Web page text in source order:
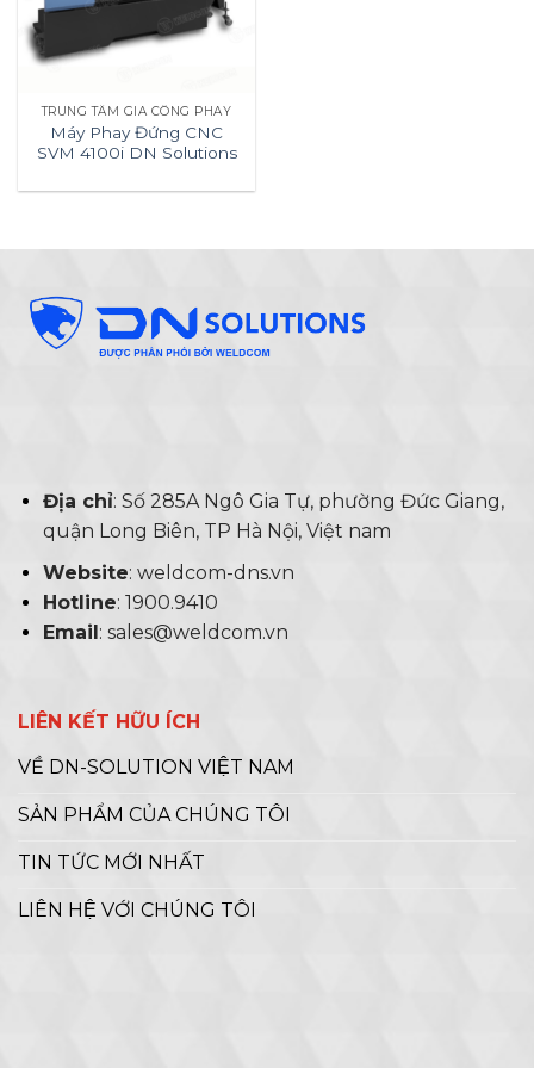
TRUNG TÂM GIA CÔNG PHAY
Máy Phay Đứng CNC
SVM 4100i DN Solutions
Địa chỉ: Số 285A Ngô Gia Tự, phường Đức Giang,
quận Long Biên, TP Hà Nội, Việt nam
Website: weldcom-dns.vn
Hotline: 1900.9410
Email: sales@weldcom.vn
LIÊN KẾT HỮU ÍCH
VỀ DN-SOLUTION VIỆT NAM
SẢN PHẨM CỦA CHÚNG TÔI
TIN TỨC MỚI NHẤT
LIÊN HỆ VỚI CHÚNG TÔI